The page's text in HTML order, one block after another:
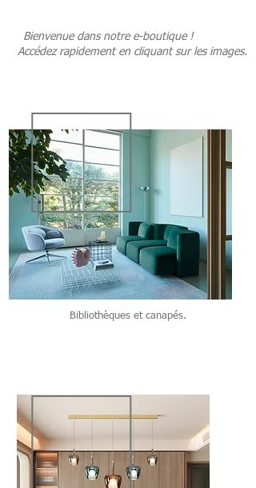
Bienvenue dans notre e-boutique !
Accédez rapidement en cliquant sur les images.
Bibliothèques et canapés.